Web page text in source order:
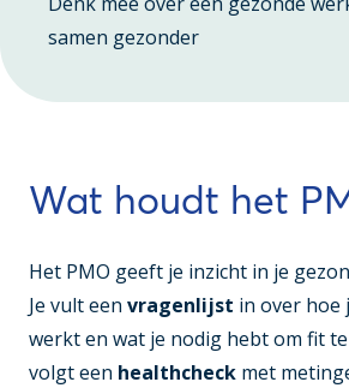
samen gezonder
Wat houdt het
Het PMO geeft je inzicht in je
Je vult een vragenlijst in over hoe
werkt en wat je nodig hebt om fit
volgt een healthcheck met